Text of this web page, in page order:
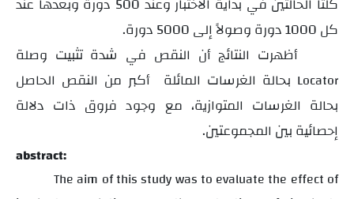
كل 1000 دورة وصولاً إلى 5000 دورة.
أظهرت النتائج أن النقص في شدة تثبيت وصلة
Locator بحالة الغرسات المائلة أكبر من النقص الحاصل
بحالة الغرسات المتوازية، مع وجود فروق ذات دلالة
إحصائية بين المجموعتين.
abstract:
The aim of this study was to evaluate the effect of